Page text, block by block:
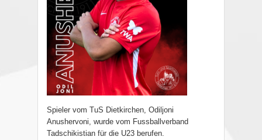
Spieler vom TuS Dietkirchen, Odiljoni
Anushervoni, wurde vom Fussballverband
Tadschikistian für die U23 berufen.